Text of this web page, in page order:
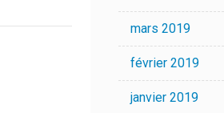
mars 2019
février 2019
janvier 2019